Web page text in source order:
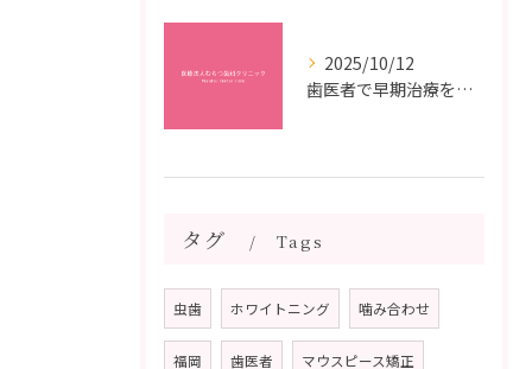
2025/10/12
歯医者で早期治療を受けるメリットと虫歯悪化を防ぐ最短ステップ
タグ Tags
虫歯 ホワイトニング 噛み合わせ
福岡 歯医者 マウスピース矯正